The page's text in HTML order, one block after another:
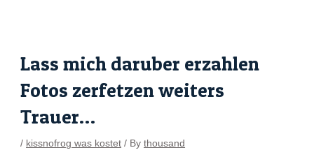
Lass mich daruber erzahlen
Fotos zerfetzen weiters
Trauer…
/ kissnofrog was kostet / Bythousand